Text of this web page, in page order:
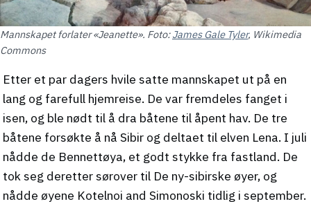
Mannskapet forlater «Jeanette». Foto:James Gale Tyler, Wikimedia
Commons
Etter et par dagers hvile satte mannskapet ut på en
lang og farefull hjemreise. De var fremdeles fanget i
isen, og ble nødt til å dra båtene til åpent hav. De tre
båtene forsøkte å nå Sibir og deltaet til elven Lena. I juli
nådde de Bennettøya, et godt stykke fra fastland. De
tok seg deretter sørover til De ny-sibirske øyer, og
nådde øyene Kotelnoi and Simonoski tidlig i september.